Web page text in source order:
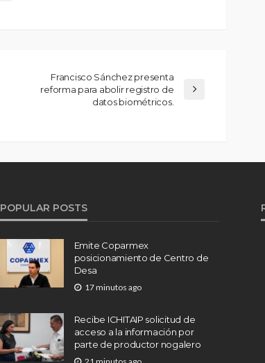
Francisco Sánchez presenta
reforma para abolir registro de
datos biométricos.
POPULAR POSTS
Emite Coparmex
posicionamiento de Centro de
Desa
17 minutos ago
Recibe ICHITAIP solicitud de
acceso a la información por
parte de productor nogalero